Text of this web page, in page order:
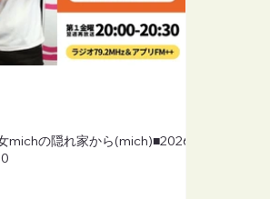
michの隠れ家から(mich)■2026年